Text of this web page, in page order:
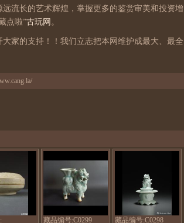
流长的艺术辉煌，掌握更多的鉴赏审美和投资增
点啦”古玩网 。
家的支持！！我们立志把本网维护成最大、最全
藏品编号:C0299 藏品编号:C0298